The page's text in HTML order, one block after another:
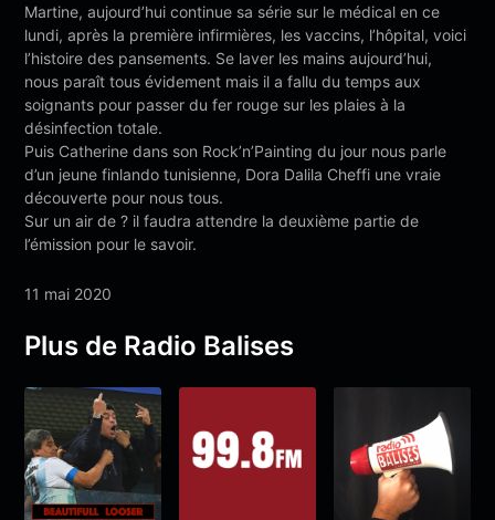
Martine, aujourd’hui continue sa série sur le médical en ce
lundi, après la première infirmières, les vaccins, l’hôpital, voici
l’histoire des pansements. Se laver les mains aujourd’hui,
nous paraît tous évidement mais il a fallu du temps aux
soignants pour passer du fer rouge sur les plaies à la
désinfection totale.
Puis Catherine dans son Rock’n’Painting du jour nous parle
d’un jeune finlando tunisienne, Dora Dalila Cheffi une vraie
découverte pour nous tous.
Sur un air de ? il faudra attendre la deuxième partie de
l’émission pour le savoir.
11 mai 2020
Plus de Radio Balises